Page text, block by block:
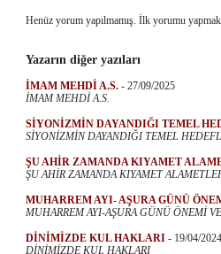
Henüz yorum yapılmamış. İlk yorumu
Yazarın diğer yazıları
İMAM MEHDİ A.S. - 27/09/2025
İMAM MEHDİ A.S.
SİYONİZMİN DAYANDIĞI TEMEL
SİYONİZMİN DAYANDIĞI TEMEL
ŞU AHİR ZAMANDA KIYAMET
ŞU AHİR ZAMANDA KIYAMET
MUHARREM AYI- AŞURA GÜNÜ
MUHARREM AYI-AŞURA GÜNÜ ÖNEMİ
DİNİMİZDE KUL HAKLARI - 19/04/2024
DİNİMİZDE KUL HAKLARI